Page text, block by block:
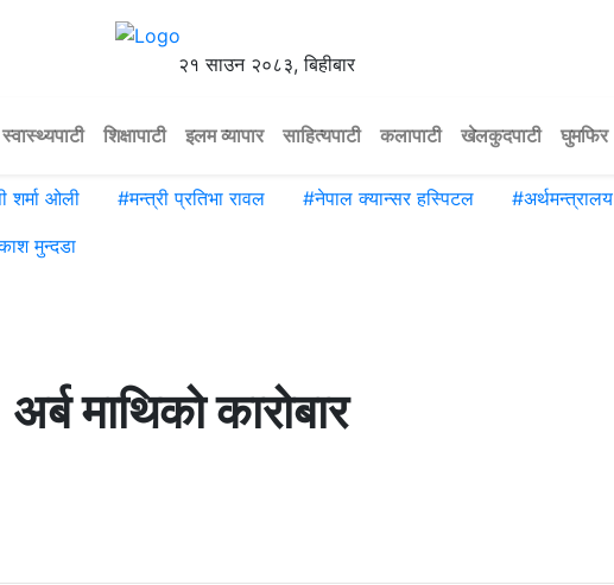
२१ साउन २०८३, बिहीबार
स्वास्थ्यपाटी शिक्षापाटी इलम व्यापार साहित्यपाटी कलापाटी खेलकुदपाटी घुमफिर
शर्मा ओली #मन्त्री प्रतिभा रावल #नेपाल क्यान्सर हस्पिटल #अर्थमन्त्रालय
मुन्दडा
माथिको कारोबार